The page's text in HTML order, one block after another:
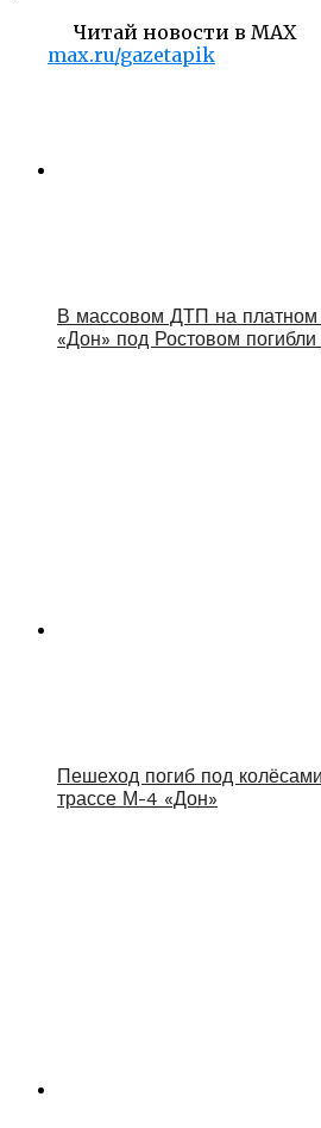
Читай новости в MAX
max.ru/gazetapik
В массовом ДТП на платном
«Дон» под Ростовом
Пешеход погиб под
трассе М-4 «Дон»